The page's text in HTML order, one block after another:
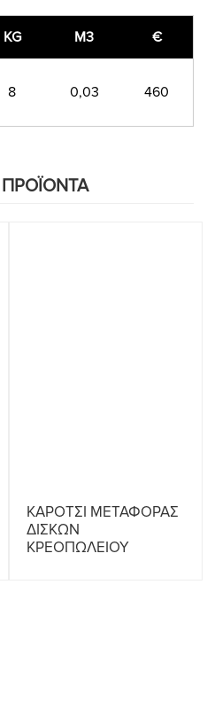
KG M3 €
8 0,03 460
ΠΡΟΪΟΝΤΑ
ΚΑΡΟΤΣΙ ΜΕΤΑΦΟΡΑΣ
ΔΙΣΚΩΝ
ΚΡΕΟΠΩΛΕΙΟΥ